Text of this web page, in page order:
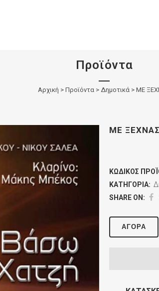
Προϊόντα
Αρχική > Προϊόντα> Δημοτικά> ΜΕ
ΜΕ ΞΕΧΝΑΣ
ΚΩΔΙΚΌΣ
ΚΑΤΗΓΟΡΊΑ:
SHARE ON:
ΑΓΟΡΆ